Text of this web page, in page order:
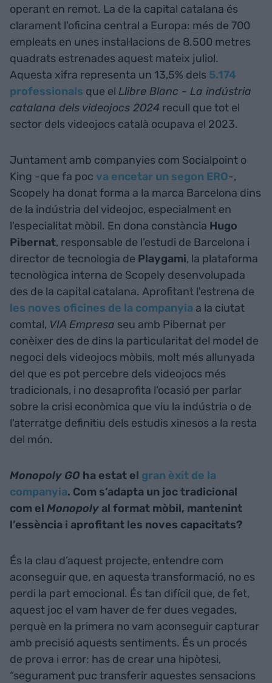
operant en remot. La de la capital catalana és
clarament l'oficina central a Europa: més de 700
empleats en unes instal·lacions de 8.500 metres
quadrats estrenades aquest mateix juliol.
Aquesta xifra representa un 13,5% dels 5.174
professionals que el Llibre Blanc - La indústria
catalana dels videojocs 2024 recull que tot el
sector dels videojocs català ocupava el 2023.
Juntament amb companyies com Socialpoint o
King -que fa poc va encetar un segon ERO-,
Scopely ha donat forma a la marca Barcelona dins
de la indústria del videojoc, especialment en
l'especialitat mòbil. En dona constància Hugo
Pibernat, responsable de l'estudi de Barcelona i
director de tecnologia de Playgami, la plataforma
tecnològica interna de Scopely desenvolupada
des de la capital catalana. Aprofitant l'estrena de
les noves oficines de la companyia a la ciutat
comtal, VIA Empresa seu amb Pibernat per
conèixer des de dins la particularitat del model de
negoci dels videojocs mòbils, molt més allunyada
del que es pot percebre dels videojocs més
tradicionals, i no desaprofita l'ocasió per parlar
sobre la crisi econòmica que viu la indústria o de
l'aterratge definitiu dels estudis xinesos a la resta
del món.
Monopoly GO ha estat el gran èxit de la
companyia. Com s’adapta un joc tradicional
com el Monopolyal format mòbil, mantenint
l’essència i aprofitant les noves capacitats?
És la clau d’aquest projecte, entendre com
aconseguir que, en aquesta transformació, no es
perdi la part emocional. És tan difícil que, de fet,
aquest joc el vam haver de fer dues vegades,
perquè en la primera no vam aconseguir capturar
amb precisió aquests sentiments. És un procés
de prova i error: has de crear una hipòtesi,
“segurament puc transferir aquestes sensacions